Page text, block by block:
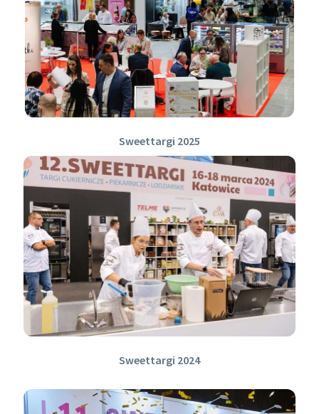
Sweettargi 2025
Sweettargi 2024